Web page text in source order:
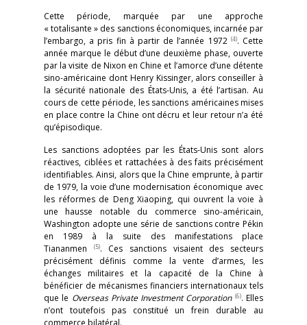
Cette période, marquée par une approche
« totalisante » des sanctions économiques, incarnée par
l’embargo, a pris fin à partir de l’année 1972 (4). Cette
année marque le début d’une deuxième phase, ouverte
par la visite de Nixon en Chine et l’amorce d’une détente
sino-américaine dont Henry Kissinger, alors conseiller à
la sécurité nationale des États-Unis, a été l’artisan. Au
cours de cette période, les sanctions américaines mises
en place contre la Chine ont décru et leur retour n’a été
qu’épisodique.
Les sanctions adoptées par les États-Unis sont alors
réactives, ciblées et rattachées à des faits précisément
identifiables. Ainsi, alors que la Chine emprunte, à partir
de 1979, la voie d’une modernisation économique avec
les réformes de Deng Xiaoping, qui ouvrent la voie à
une hausse notable du commerce sino-américain,
Washington adopte une série de sanctions contre Pékin
en 1989 à la suite des manifestations place
Tiananmen
(5). Ces sanctions visaient des secteurs
précisément définis comme la vente d’armes, les
échanges militaires et la capacité de la Chine à
bénéficier de mécanismes financiers internationaux tels
que le Overseas Private Investment Corporation (6). Elles
n’ont toutefois pas constitué un frein durable au
commerce bilatéral.